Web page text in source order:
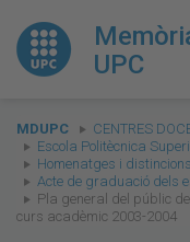
UPC
You
are
here:
MDUPC
CENTRES
Escola Politècnica
Homenatges i distincions
Acte de graduació dels
Pla general del públic
curs acadèmic 2003-2004